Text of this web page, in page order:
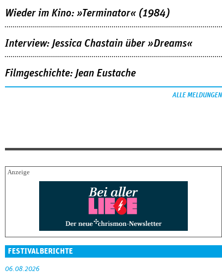
Wieder im Kino: »Terminator« (1984)
Interview: Jessica Chastain über »Dreams«
Filmgeschichte: Jean Eustache
ALLE MELDUNGEN
FESTIVALBERICHTE
06.08.2026